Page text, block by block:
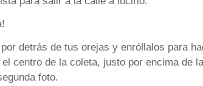
detrás de tus orejas y enróllalos para
centro de la coleta, justo por encima de
foto.